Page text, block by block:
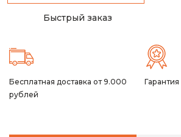
Быстрый заказ
Бесплатная доставка от 9.000
рублей
Гарантия